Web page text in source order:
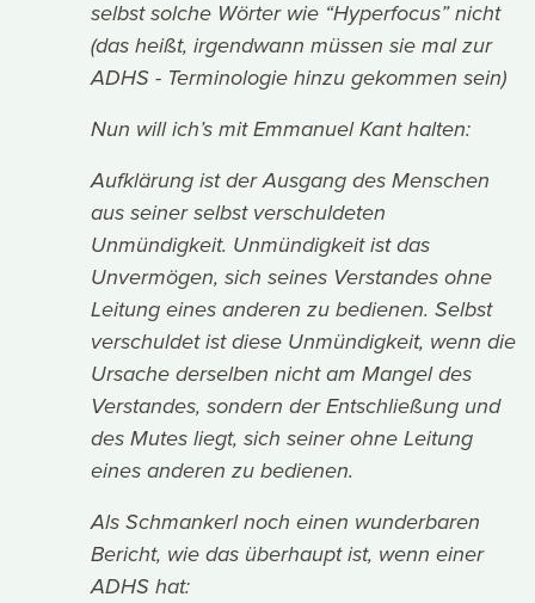
selbst solche Wörter wie “Hyperfocus” nicht
(das heißt, irgendwann müssen sie mal zur
ADHS - Terminologie hinzu gekommen sein)
Nun will ich’s mit Emmanuel Kant halten:
Aufklärung ist der Ausgang des Menschen
aus seiner selbst verschuldeten
Unmündigkeit. Unmündigkeit ist das
Unvermögen, sich seines Verstandes ohne
Leitung eines anderen zu bedienen. Selbst
verschuldet ist diese Unmündigkeit, wenn die
Ursache derselben nicht am Mangel des
Verstandes, sondern der Entschließung und
des Mutes liegt, sich seiner ohne Leitung
eines anderen zu bedienen.
Als Schmankerl noch einen wunderbaren
Bericht, wie das überhaupt ist, wenn einer
ADHS hat: